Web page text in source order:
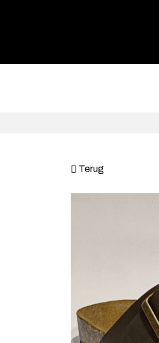
Terug